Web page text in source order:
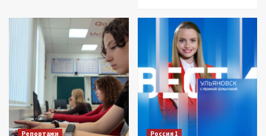
Репортажи Россия 1